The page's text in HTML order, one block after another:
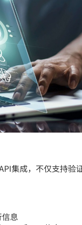
集成，不仅支持验
息